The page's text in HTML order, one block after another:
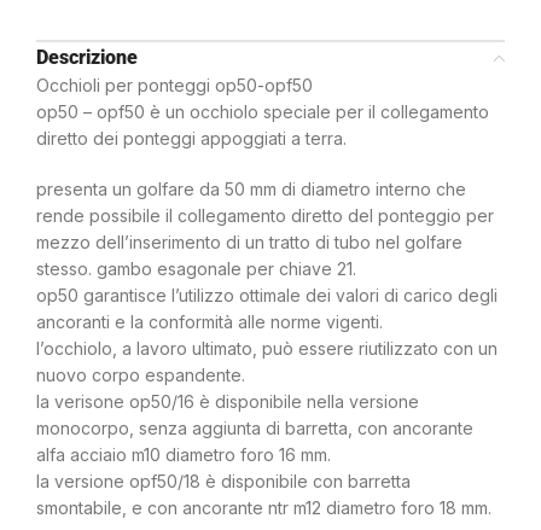
Descrizione
Occhioli per ponteggi op50-opf50
op50 – opf50 è un occhiolo speciale per il collegamento
diretto dei ponteggi appoggiati a terra.
presenta un golfare da 50 mm di diametro interno che
rende possibile il collegamento diretto del ponteggio per
mezzo dell’inserimento di un tratto di tubo nel golfare
stesso. gambo esagonale per chiave 21.
op50 garantisce l’utilizzo ottimale dei valori di carico degli
ancoranti e la conformità alle norme vigenti.
l’occhiolo, a lavoro ultimato, può essere riutilizzato con un
nuovo corpo espandente.
la verisone op50/16 è disponibile nella versione
monocorpo, senza aggiunta di barretta, con ancorante
alfa acciaio m10 diametro foro 16 mm.
la versione opf50/18 è disponibile con barretta
smontabile, e con ancorante ntr m12 diametro foro 18 mm.